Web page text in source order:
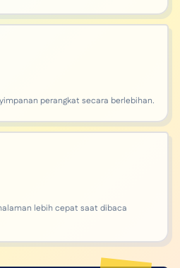
perangkat secara berlebihan.
lebih cepat saat dibaca